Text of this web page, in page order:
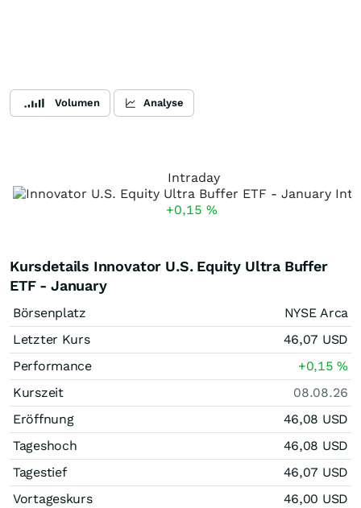
Volumen Analyse
Intraday
+0,15 %
Kursdetails Innovator U.S. Equity Ultra Buffer
ETF - January
Börsenplatz
NYSE Arca
Letzter Kurs
46,07 USD
Performance
+0,15%
Kurszeit
08.08.26
Eröffnung
46,08 USD
Tageshoch
46,08 USD
Tagestief
46,07 USD
Vortageskurs
46,00 USD